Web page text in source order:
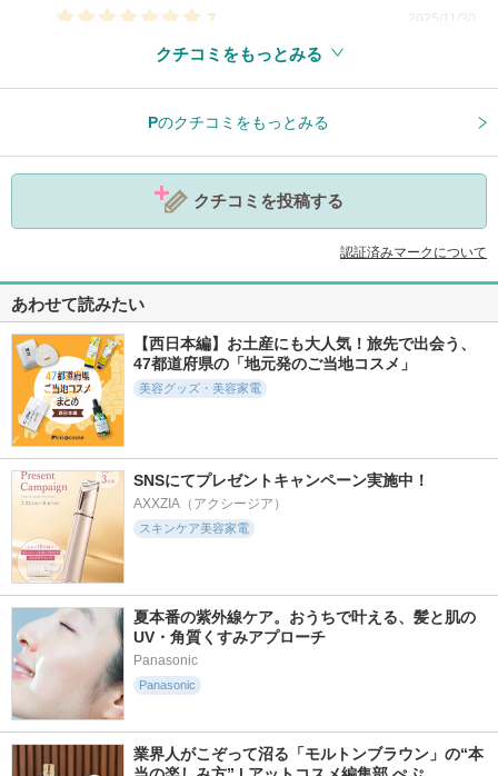
7 2025/11/30
クチコミをもっとみる
Pのクチコミをもっとみる
クチコミを投稿する
認証済みマークについて
あわせて読みたい
【西日本編】お土産にも大人気！旅先で出会う、
47都道府県の「地元発のご当地コスメ」
美容グッズ・美容家電
SNSにてプレゼントキャンペーン実施中！
AXXZIA（アクシージア）
スキンケア美容家電
夏本番の紫外線ケア。おうちで叶える、髪と肌の
UV・角質くすみアプローチ
Panasonic
Panasonic
業界人がこぞって沼る「モルトンブラウン」の“本